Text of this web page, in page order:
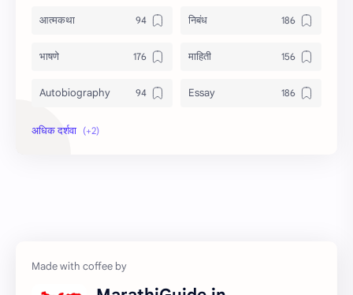
आत्मकथा निबंध
भाषणे माहिती
Autobiography Essay
Information